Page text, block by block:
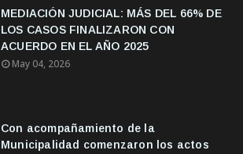
MEDIACIÓN JUDICIAL: MÁS DEL 66% DE
LOS CASOS FINALIZARON CON
ACUERDO EN EL AÑO 2025
May 04, 2026
Con acompañamiento de la
Municipalidad comenzaron los actos